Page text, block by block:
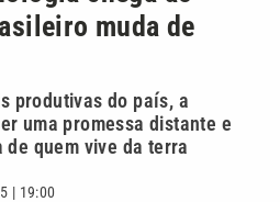
muda de
produtivas do país, a
uma promessa distante e
quem vive da terra
| 19:00